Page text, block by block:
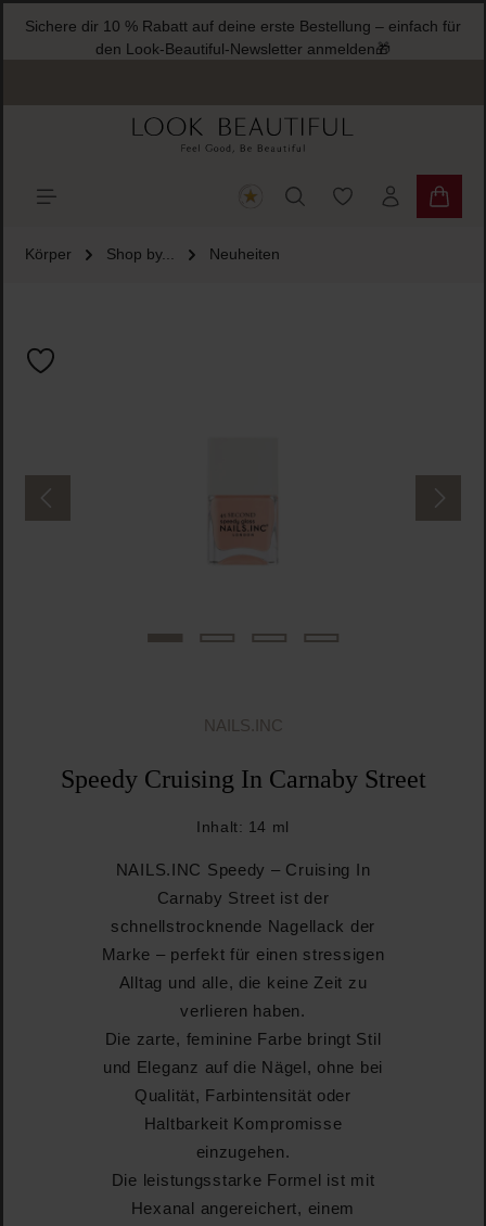
springen
Sichere dir 10 % Rabatt auf deine erste Bestellung – einfach für
den Look-Beautiful-Newsletter anmelden🎁
Du hast 0
Körper Shop by... Neuheiten
NAILS.INC
Speedy Cruising In Carnaby Street
Inhalt: 14 ml
NAILS.INC Speedy – Cruising In
Carnaby Street ist der
schnellstrocknende Nagellack der
Marke – perfekt für einen stressigen
Alltag und alle, die keine Zeit zu
verlieren haben.
Die zarte, feminine Farbe bringt Stil
und Eleganz auf die Nägel, ohne bei
Qualität, Farbintensität oder
Haltbarkeit Kompromisse
einzugehen.
Die leistungsstarke Formel ist mit
Hexanal angereichert, einem